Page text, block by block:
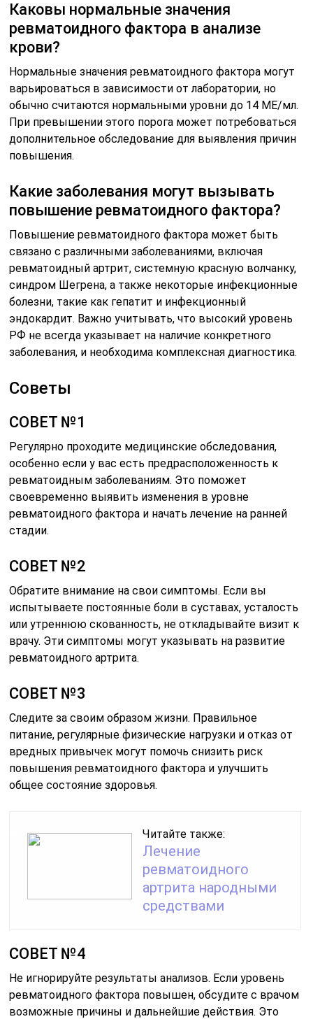
Каковы нормальные значения
ревматоидного фактора в анализе
крови?
Нормальные значения ревматоидного фактора могут
варьироваться в зависимости от лаборатории, но
обычно считаются нормальными уровни до 14 МЕ/мл.
При превышении этого порога может потребоваться
дополнительное обследование для выявления причин
повышения.
Какие заболевания могут вызывать
повышение ревматоидного фактора?
Повышение ревматоидного фактора может быть
связано с различными заболеваниями, включая
ревматоидный артрит, системную красную волчанку,
синдром Шегрена, а также некоторые инфекционные
болезни, такие как гепатит и инфекционный
эндокардит. Важно учитывать, что высокий уровень
РФ не всегда указывает на наличие конкретного
заболевания, и необходима комплексная диагностика.
Советы
СОВЕТ №1
Регулярно проходите медицинские обследования,
особенно если у вас есть предрасположенность к
ревматоидным заболеваниям. Это поможет
своевременно выявить изменения в уровне
ревматоидного фактора и начать лечение на ранней
стадии.
СОВЕТ №2
Обратите внимание на свои симптомы. Если вы
испытываете постоянные боли в суставах, усталость
или утреннюю скованность, не откладывайте визит к
врачу. Эти симптомы могут указывать на развитие
ревматоидного артрита.
СОВЕТ №3
Следите за своим образом жизни. Правильное
питание, регулярные физические нагрузки и отказ от
вредных привычек могут помочь снизить риск
повышения ревматоидного фактора и улучшить
общее состояние здоровья.
Читайте также:
Лечение
ревматоидного
артрита народными
средствами
СОВЕТ №4
Не игнорируйте результаты анализов. Если уровень
ревматоидного фактора повышен, обсудите с врачом
возможные причины и дальнейшие действия. Это